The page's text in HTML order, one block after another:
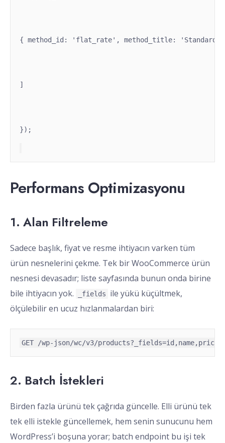
{ method_id: 'flat_rate', method_title:
]
});
Performans Optimizasyonu
1. Alan Filtreleme
Sadece başlık, fiyat ve resme ihtiyacın varken tüm
ürün nesnelerini çekme. Tek bir WooCommerce ürün
nesnesi devasadır; liste sayfasında bunun onda birine
bile ihtiyacın yok.
_fields
ile yükü küçültmek,
ölçülebilir en ucuz hızlanmalardan biri:
2. Batch İstekleri
Birden fazla ürünü tek çağrıda güncelle. Elli ürünü tek
tek elli istekle güncellemek, hem senin sunucunu hem
WordPress’i boşuna yorar; batch endpoint bu işi tek